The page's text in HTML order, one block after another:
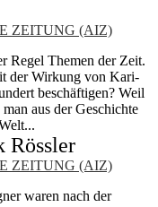
ZEITUNG (AIZ)
Regel Themen der Zeit.
der Wirkung von Kari­
beschäftigen? Weil
aus der Geschichte
Rössler
ZEITUNG (AIZ)
waren nach der